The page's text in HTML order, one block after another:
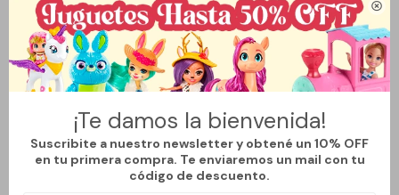

¡Te damos la bienvenida!
Suscribite a nuestro newsletter y obtené un 10% OFF
en tu primera compra. Te enviaremos un mail con tu
código de descuento.
Descripción
Esta capa abierto por delante es una pieza textil versátil y
elegante, ideal para cualquier ocasión. Con un diseño fluido y
cómodo, ofrece una capa ligera de abrigo sin perder estilo,
convirtiéndolo en el complemento perfecto para añadir un toque
chic a tu vestuario. Su abertura frontal permite un fácil uso y